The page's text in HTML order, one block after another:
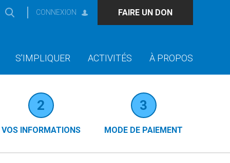
CONNEXION FAIRE UN DON
S'IMPLIQUER ACTIVITÉS À PROPOS
2
VOS INFORMATIONS
3
MODE DE PAIEMENT